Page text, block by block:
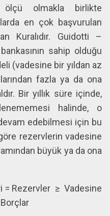
ölçü olmakla birlikte
en çok başvurulan
Kuralıdır. Guidotti –
sahip olduğu
(vadesine bir yıldan az
fazla ya da ona
Bir yıllık süre içinde,
halinde, o
edebilmesi için bu
rezervlerin vadesine
büyük ya da ona
= Rezervler ≥ Vadesine
Borçlar